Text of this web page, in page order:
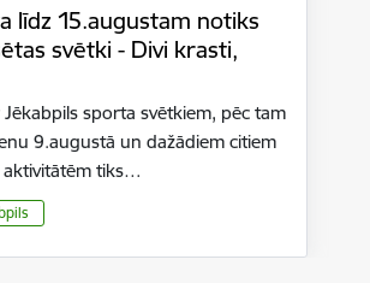
līdz 15.augustam notiks
svētki - Divi krasti,
sporta svētkiem, pēc tam
9.augustā un dažādiem citiem
aktivitātēm tiks…